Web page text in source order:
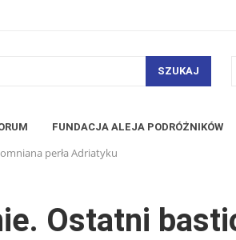
SZUKAJ
FUNDACJA ALEJA PODRÓŻNIKÓW
perła Adriatyku
Ostatni